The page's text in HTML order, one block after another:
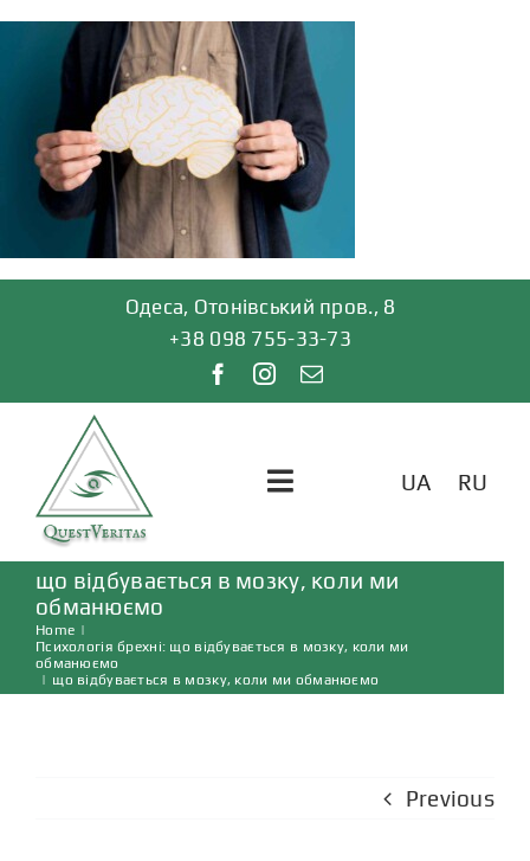
Skip
Одеса, Отонівський пров., 8
+38 098 755-33-73
Toggle
ГОЛОВНА
ПОСЛУГИ
UA RU
що відбувається в мозку, коли ми
обманюємо
Home |
Психологія брехні: що відбувається в мозку, коли ми
обманюємо
| що відбувається в мозку, коли ми обманюємо
Previous